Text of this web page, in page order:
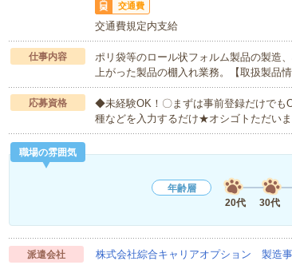
交通費
交通費規定内支給
仕事内容
ポリ袋等のロール状フォルム製品の製造
上がった製品の棚入れ業務。【取扱製品
応募資格
◆未経験OK！〇まずは事前登録だけで
種などを入力するだけ★オシゴトただい
職場の雰囲気
年齢層
20代
30代
派遣会社 株式会社綜合キャリアオプション 製造事